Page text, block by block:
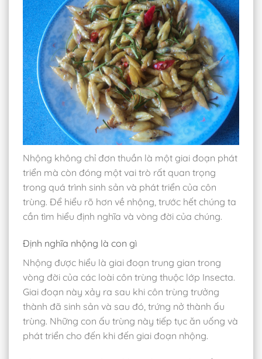
Nhộng không chỉ đơn thuần là một giai đoạn phát
triển mà còn đóng một vai trò rất quan trọng
trong quá trình sinh sản và phát triển của côn
trùng. Để hiểu rõ hơn về nhộng, trước hết chúng ta
cần tìm hiểu định nghĩa và vòng đời của chúng.
Định nghĩa nhộng là con gì
Nhộng được hiểu là giai đoạn trung gian trong
vòng đời của các loài côn trùng thuộc lớp Insecta.
Giai đoạn này xảy ra sau khi côn trùng trưởng
thành đã sinh sản và sau đó, trứng nở thành ấu
trùng. Những con ấu trùng này tiếp tục ăn uống và
phát triển cho đến khi đến giai đoạn nhộng.